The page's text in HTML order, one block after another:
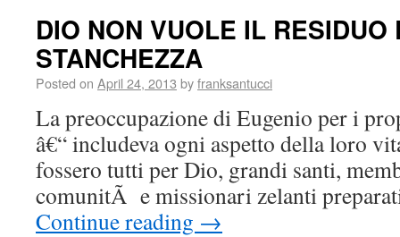
DIO NON VUOLE IL
STANCHEZZA
Posted on April 24, 2013 byfranksantucci
La preoccupazione di Eugenio per i
â€“ includeva ogni aspetto della loro
fossero tutti per Dio, grandi santi,
comunitÃ e missionari zelanti
Continue reading →